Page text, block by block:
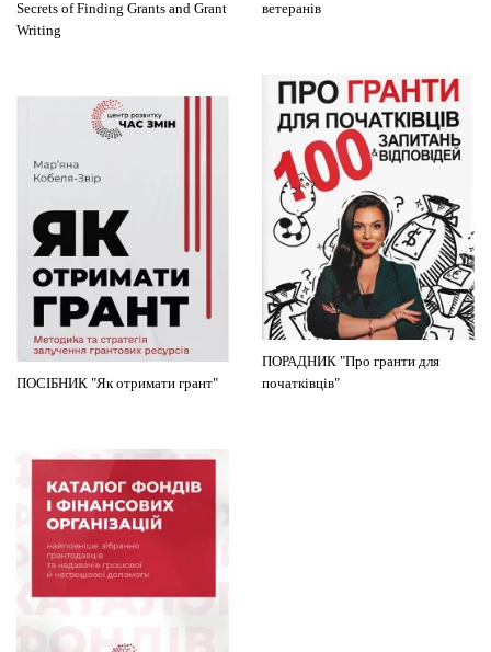
Secrets of Finding Grants and Grant
Writing
ветеранів
ПОРАДНИК "Про гранти для
початківців"
ПОСІБНИК "Як отримати грант"